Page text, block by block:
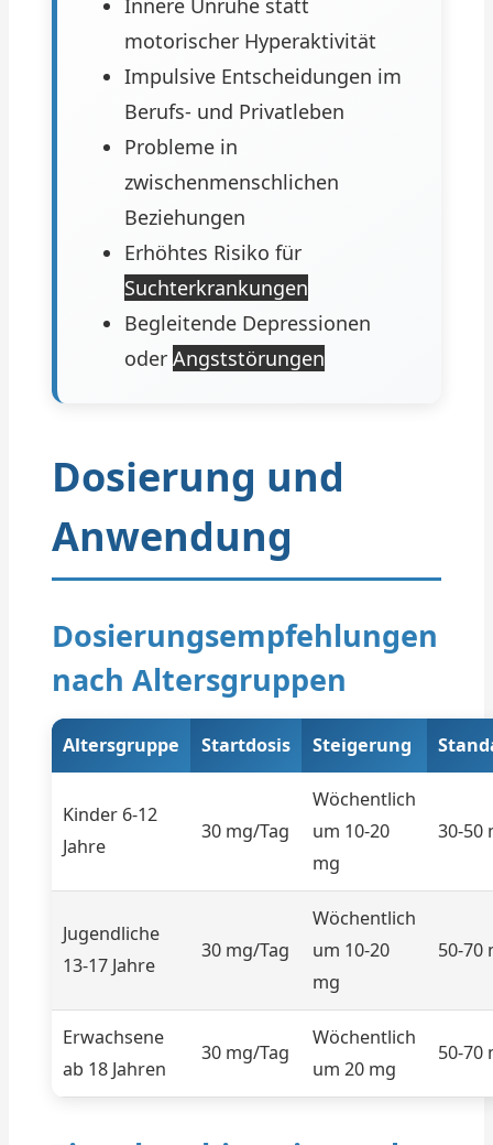
Innere Unruhe statt
motorischer Hyperaktivität
Impulsive Entscheidungen im
Berufs- und Privatleben
Probleme in
zwischenmenschlichen
Beziehungen
Erhöhtes Risiko für
Suchterkrankungen
Begleitende Depressionen
oder Angststörungen
Dosierung und
Anwendung
Dosierungsempfehlungen
nach Altersgruppen
Altersgruppe Startdosis Steigerung
Kinder 6-12
Jahre
30 mg/Tag
Wöchentlich
um 10-20
mg
30-50
Jugendliche
13-17 Jahre
30 mg/Tag
Wöchentlich
um 10-20
mg
50-70
Erwachsene
ab 18 Jahren
30 mg/Tag
Wöchentlich
um 20 mg
50-70